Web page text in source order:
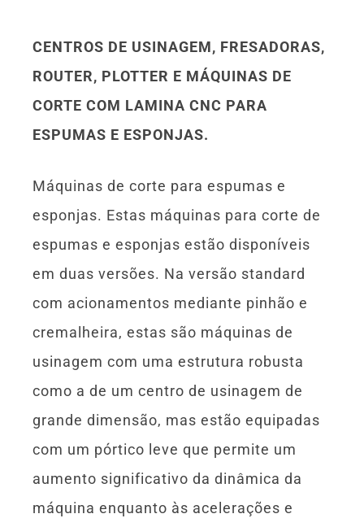
CENTROS DE USINAGEM, FRESADORAS,
ROUTER, PLOTTER E MÁQUINAS DE
CORTE COM LAMINA CNC PARA
ESPUMAS E ESPONJAS.
Máquinas de corte para espumas e
esponjas. Estas máquinas para corte de
espumas e esponjas estão disponíveis
em duas versões. Na versão standard
com acionamentos mediante pinhão e
cremalheira, estas são máquinas de
usinagem com uma estrutura robusta
como a de um centro de usinagem de
grande dimensão, mas estão equipadas
com um pórtico leve que permite um
aumento significativo da dinâmica da
máquina enquanto às acelerações e